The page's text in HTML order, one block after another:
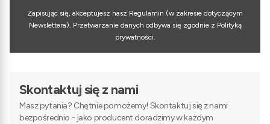
Zapisując się, akceptujesz nasz Regulamin (w zakresie dotyczącym
Newslettera). Przetwarzanie danych odbywa się zgodnie z Polityką
prywatności.
Skontaktuj się z nami
Masz pytania? Chętnie pomożemy! Skontaktuj się z nami
bezpośrednio - jako producent doradzimy w każdym